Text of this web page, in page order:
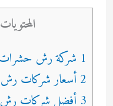
المحتويات
1 شركة رش حشرات بجدة
2 أسعار شركات رش الحشرات بجدة
3 أفضل شركات رش الحشرات بجدة